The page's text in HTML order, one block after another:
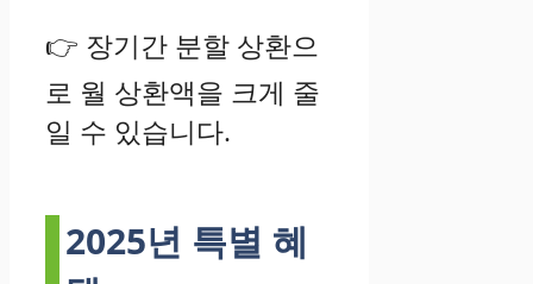
👉 장기간 분할 상환으
로 월 상환액을 크게 줄
일 수 있습니다.
2025년 특별 혜